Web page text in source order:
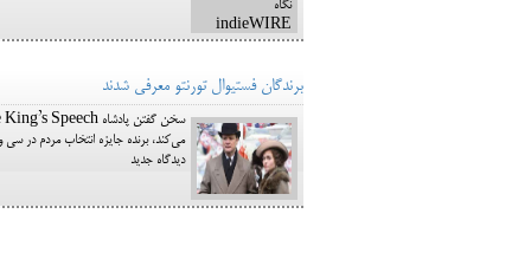
برندگان فستیوال تورنتو معرفی شدند
می‌کند، برنده جایزه انتخاب مردم در سی
دیدگاه جدید